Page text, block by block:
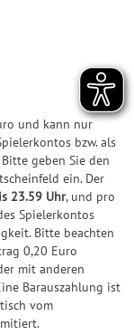
und kann nur
bzw. als
geben Sie den
ein. Der
23.59 Uhr, und pro
Spielerkontos
Bitte beachten
0,20 Euro
mit anderen
Barauszahlung ist
vom